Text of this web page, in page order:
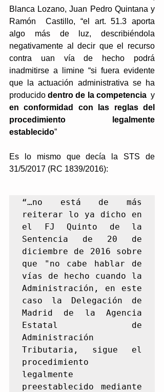
Blanca Lozano, Juan Pedro Quintana y
Ramón  Castillo, “el art. 51.3 aporta
algo más de luz, describiéndola
negativamente al decir que el recurso
contra uan vía de hecho podrá
inadmitirse a limine “si fuera evidente
que la actuación administrativa se ha
producido dentro de la competencia
en conformidad con las reglas del
procedimiento legalmente
establecido”
Es lo mismo que decía la STS de
31/5/2017 (RC 1839/2016):
“…no está de más
reiterar lo ya dicho en
el FJ Quinto de la
Sentencia de 20 de
diciembre de 2016 sobre
que "no cabe hablar de
vías de hecho cuando la
Administración, en este
caso la Delegación de
Madrid de la Agencia
Estatal de
Administración
Tributaria, sigue el
procedimiento
legalmente
preestablecido mediante